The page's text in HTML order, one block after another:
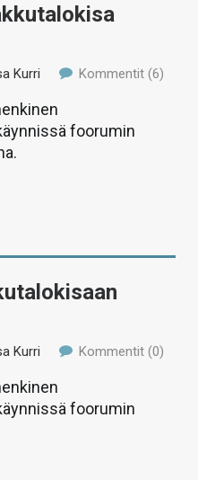
Kurri Kommentit (6)
foorumin
Kurri Kommentit (0)
foorumin